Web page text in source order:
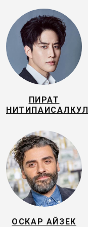
ПИРАТ
НИТИПАИСАЛКУЛ
ОСКАР АЙЗЕК